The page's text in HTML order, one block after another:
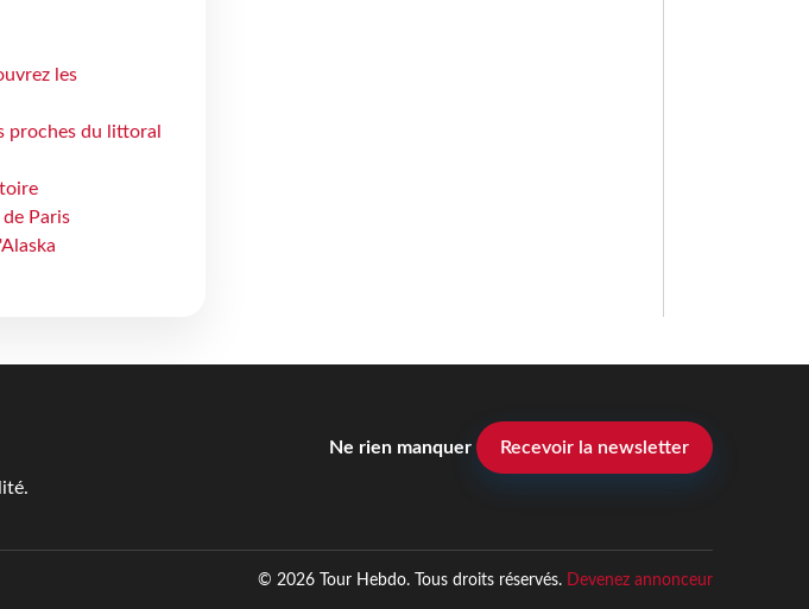
les
proches du littoral
Paris
Ne rien manquer Recevoir la newsletter
© 2026 Tour Hebdo. Tous droits réservés. Devenez annonceur